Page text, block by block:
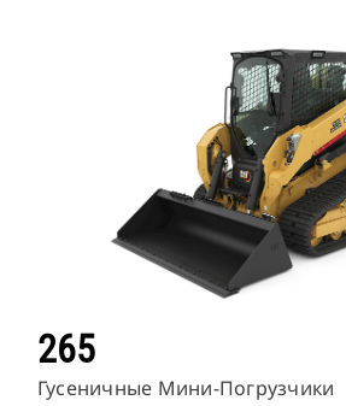
265
Гусеничные Мини-Погрузчики